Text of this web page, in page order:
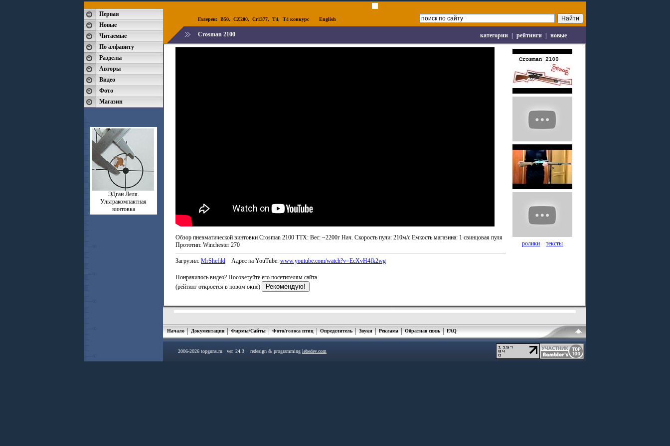
Первая
Новые
Читаемые
По алфавиту
Разделы
Авторы
Видео
Фото
Магазин
ЭДган Леля.
Ультракомпактная
винтовка
Галереи: B50, CZ200, Cr1377, T4, T4 конкурс English
Crosman 2100 категории рейтинги новые
Обзор пневматической винтовки Crosman 2100 ТТХ: Вес: ~2200г Нач. Скорость пули: 210м/с Емкость магазина: 1 свинцовая пуля
Прототип: Winchester 270
Загрузил: MrShefild Адрес на YouTube: www.youtube.com/watch?v=EcXvH4fk2wg
Понравилось видео? Посоветуйте его посетителям сайта.
(рейтинг откроется в новом окне)
ролики тексты
Начало Документация Фирмы/Сайты Фото/голоса птиц Определитель Звуки Реклама Обратная связь FAQ
2006-2026 topguns.ru ver. 24.3 redesign & programming lebedev.com